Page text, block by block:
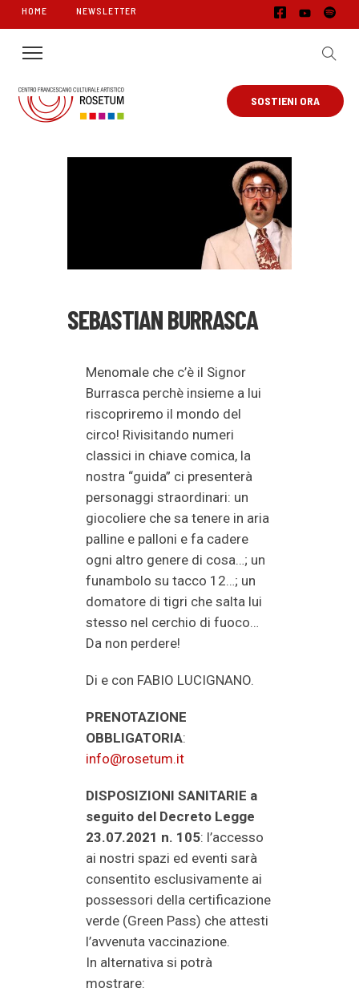
HOME NEWSLETTER
SOSTIENI ORA
SEBASTIAN BURRASCA
Menomale che c’è il Signor
Burrasca perchè insieme a lui
riscopriremo il mondo del
circo! Rivisitando numeri
classici in chiave comica, la
nostra “guida” ci presenterà
personaggi straordinari: un
giocoliere che sa tenere in aria
palline e palloni e fa cadere
ogni altro genere di cosa…; un
funambolo su tacco 12…; un
domatore di tigri che salta lui
stesso nel cerchio di fuoco…
Da non perdere!
Di e con FABIO LUCIGNANO.
PRENOTAZIONE
OBBLIGATORIA:
info@rosetum.it
DISPOSIZIONI SANITARIE a
seguito del Decreto Legge
23.07.2021 n. 105: l’accesso
ai nostri spazi ed eventi sarà
consentito esclusivamente ai
possessori della certificazione
verde (Green Pass) che attesti
l’avvenuta vaccinazione.
In alternativa si potrà
mostrare: